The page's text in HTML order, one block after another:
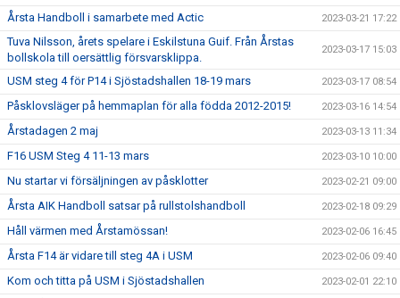
Årsta Handboll i samarbete med Actic 2023-03-21 17:22
Tuva Nilsson, årets spelare i Eskilstuna Guif. Från Årstas
bollskola till oersättlig försvarsklippa.
2023-03-17 15:03
USM steg 4 för P14 i Sjöstadshallen 18-19 mars 2023-03-17 08:54
Påsklovsläger på hemmaplan för alla födda 2012-2015! 2023-03-16 14:54
Årstadagen 2 maj 2023-03-13 11:34
F16 USM Steg 4 11-13 mars 2023-03-10 10:00
Nu startar vi försäljningen av påsklotter 2023-02-21 09:00
Årsta AIK Handboll satsar på rullstolshandboll 2023-02-18 09:29
Håll värmen med Årstamössan! 2023-02-06 16:45
Årsta F14 är vidare till steg 4A i USM 2023-02-06 09:40
Kom och titta på USM i Sjöstadshallen 2023-02-01 22:10